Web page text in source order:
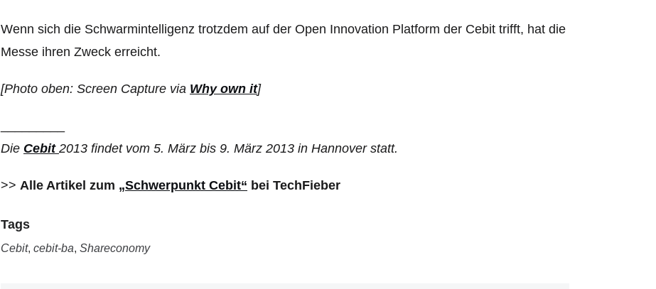
Wenn sich die Schwarmintelligenz trotzdem auf der Open Innovation Platform der Cebit trifft, hat die
Messe ihren Zweck erreicht.
[Photo oben: Screen Capture via Why own it]
Die Cebit 2013 findet vom 5. März bis 9. März 2013 in Hannover statt.
>> Alle Artikel zum „Schwerpunkt Cebit“ bei TechFieber
Tags
Cebit, cebit-ba, Shareconomy